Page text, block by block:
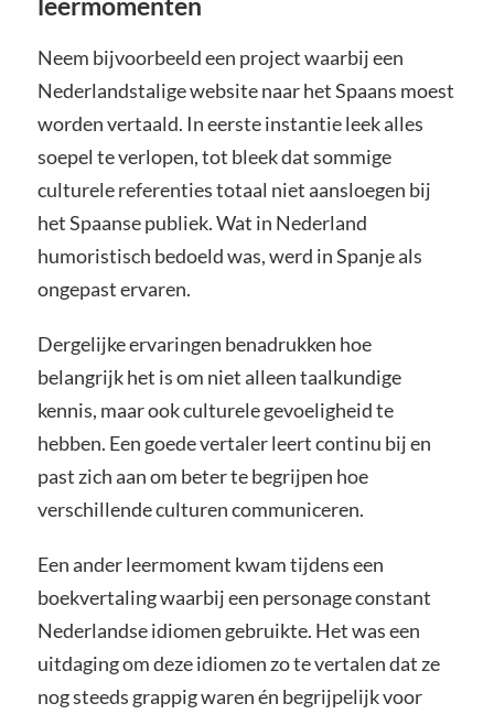
leermomenten
Neem bijvoorbeeld een project waarbij een
Nederlandstalige website naar het Spaans moest
worden vertaald. In eerste instantie leek alles
soepel te verlopen, tot bleek dat sommige
culturele referenties totaal niet aansloegen bij
het Spaanse publiek. Wat in Nederland
humoristisch bedoeld was, werd in Spanje als
ongepast ervaren.
Dergelijke ervaringen benadrukken hoe
belangrijk het is om niet alleen taalkundige
kennis, maar ook culturele gevoeligheid te
hebben. Een goede vertaler leert continu bij en
past zich aan om beter te begrijpen hoe
verschillende culturen communiceren.
Een ander leermoment kwam tijdens een
boekvertaling waarbij een personage constant
Nederlandse idiomen gebruikte. Het was een
uitdaging om deze idiomen zo te vertalen dat ze
nog steeds grappig waren én begrijpelijk voor